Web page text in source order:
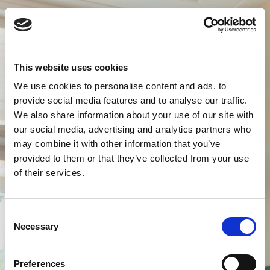
This website uses cookies
We use cookies to personalise content and ads, to
provide social media features and to analyse our traffic.
We also share information about your use of our site with
our social media, advertising and analytics partners who
may combine it with other information that you’ve
provided to them or that they’ve collected from your use
of their services.
Selection
Necessary
Preferences